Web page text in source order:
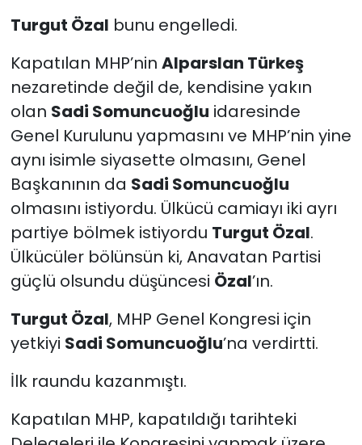
Turgut Özal bunu engelledi.
Kapatılan MHP’nin Alparslan Türkeş
nezaretinde değil de, kendisine yakın
olan Sadi Somuncuoğlu idaresinde
Genel Kurulunu yapmasını ve MHP’nin yine
aynı isimle siyasette olmasını, Genel
Başkanının da Sadi Somuncuoğlu
olmasını istiyordu. Ülkücü camiayı iki ayrı
partiye bölmek istiyordu Turgut Özal.
Ülkücüler bölünsün ki, Anavatan Partisi
güçlü olsundu düşüncesi Özal’ın.
Turgut Özal, MHP Genel Kongresi için
yetkiyi Sadi Somuncuoğlu’na verdirtti.
İlk raundu kazanmıştı.
Kapatılan MHP, kapatıldığı tarihteki